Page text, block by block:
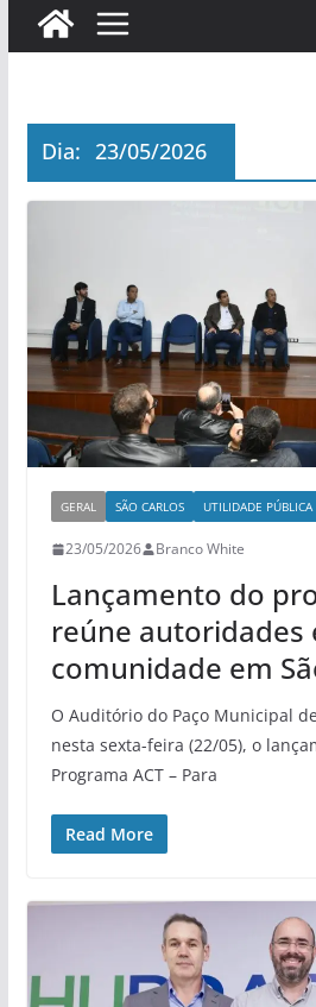
Dia: 23/05/2026
GERAL SÃO CARLOS UTILIDADE PÚBLICA
23/05/2026 Branco White
Lançamento do
reúne autoridades
comunidade em
O Auditório do Paço Municipal
nesta sexta-feira (22/05), o
Programa ACT – Para
Read More